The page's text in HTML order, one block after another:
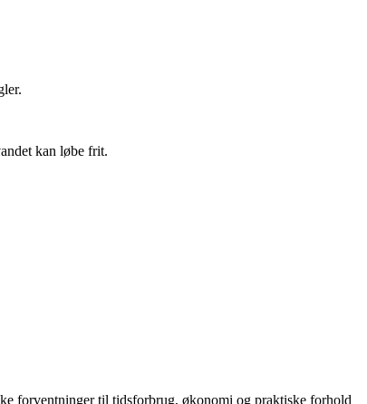
kan løbe frit.
forventninger til tidsforbrug, økonomi og praktiske forhold